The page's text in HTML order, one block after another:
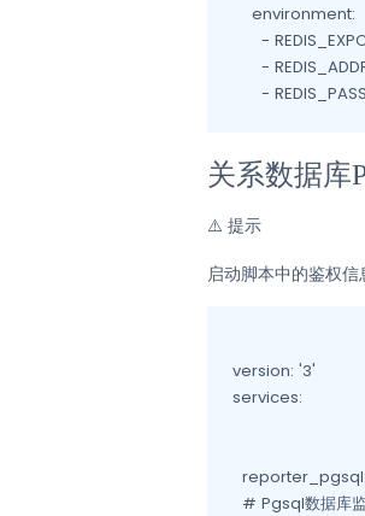
    environment:
-
-
关系数据库
⚠️ 提示
启动脚本中的鉴权信
version: '3'
services:
# Pgsql数据